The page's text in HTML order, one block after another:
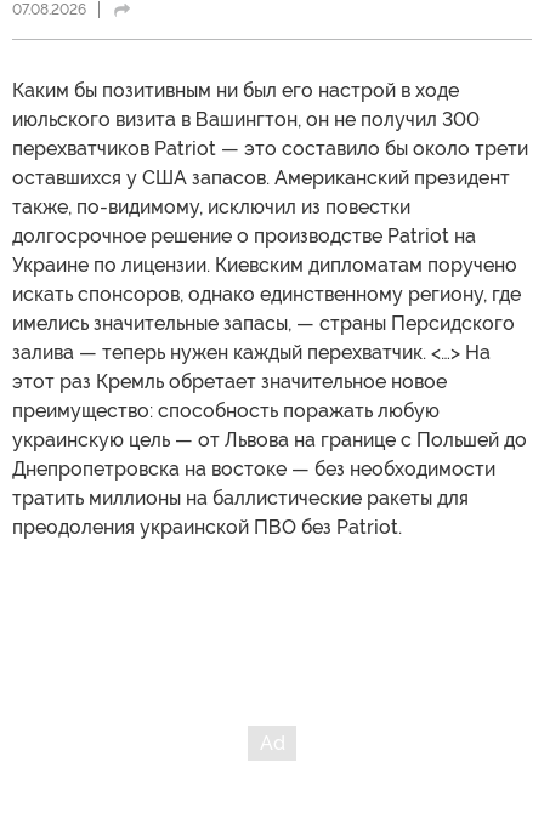
07.08.2026
Каким бы позитивным ни был его настрой в ходе
июльского визита в Вашингтон, он не получил 300
перехватчиков Patriot — это составило бы около трети
оставшихся у США запасов. Американский президент
также, по-видимому, исключил из повестки
долгосрочное решение о производстве Patriot на
Украине по лицензии. Киевским дипломатам поручено
искать спонсоров, однако единственному региону, где
имелись значительные запасы, — страны Персидского
залива — теперь нужен каждый перехватчик. <…> На
этот раз Кремль обретает значительное новое
преимущество: способность поражать любую
украинскую цель — от Львова на границе с Польшей до
Днепропетровска на востоке — без необходимости
тратить миллионы на баллистические ракеты для
преодоления украинской ПВО без Patriot.